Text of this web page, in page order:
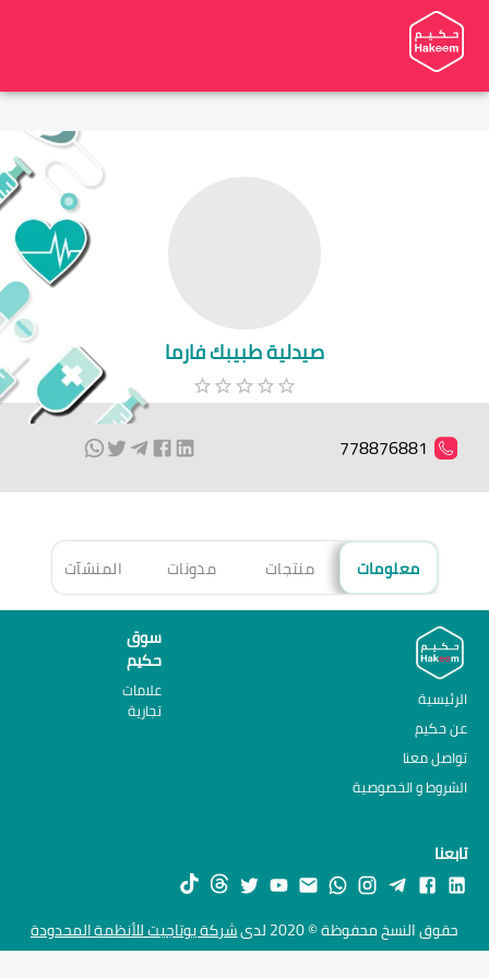
صيدلية طبيبك فارما
778876881
معلومات منتجات مدونات المنشآت
الرئيسية
عن حكيم
تواصل معنا
الشروط و الخصوصية
سوق
حكيم
علامات
تجارية
تابعنا
حقوق النسخ محفوظة © 2020 لدى شركة يوتاجيت للأنظمة المحدودة